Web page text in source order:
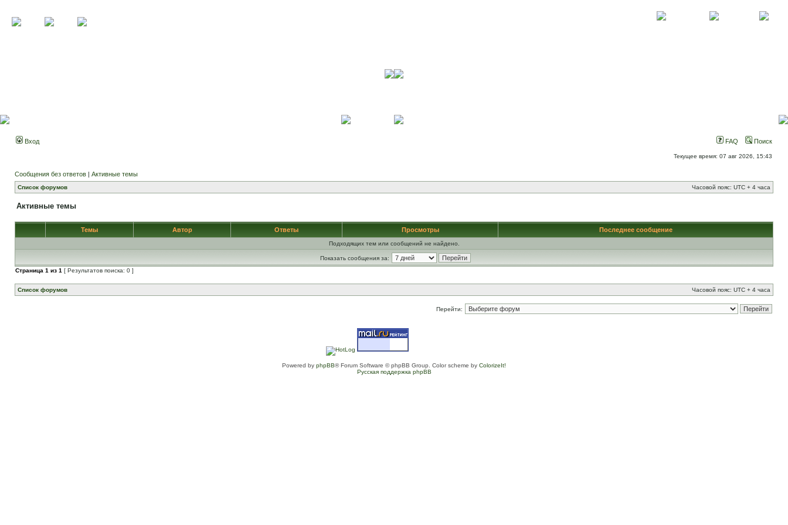
Вход FAQ Поиск
Текущее время: 07 авг 2026, 15:43
Сообщения без ответов | Активные темы
Список форумов Часовой пояс: UTC + 4 часа
Активные темы
Темы Автор Ответы Просмотры Последнее сообщение
Подходящих тем или сообщений не найдено.
Показать сообщения за:
Страница 1 из 1 [ Результатов поиска: 0 ]
Список форумов Часовой пояс: UTC + 4 часа
Перейти:
Powered by phpBB® Forum Software © phpBB Group. Color scheme by ColorizeIt!
Русская поддержка phpBB